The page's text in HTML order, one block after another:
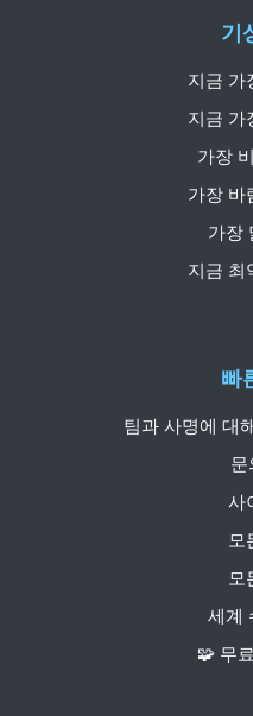
빠
팀과 사명에 대
문
사
모
모
세계
🧩 무
기
지금 가
지금 가
가장
가장 바
가장
지금 최